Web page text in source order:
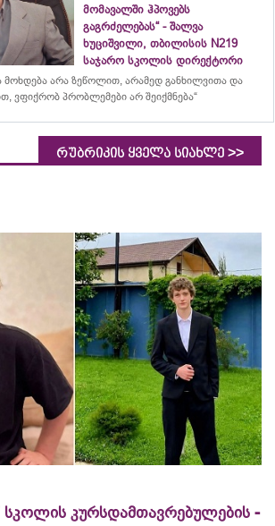
მომავალში ჰპოვებს
გაგრძელებას“ - შალვა
ხუციშვილი, თბილისის N219
საჯარო სკოლის დირექტორი
მოხდება არა ზეწოლით, არამედ განხილვითა და
ვფიქრობ პრობლემები არ შეიქმნება“
რუბრიკის ყველა სიახლე >>
სკოლის კურსდამთავრებულების -